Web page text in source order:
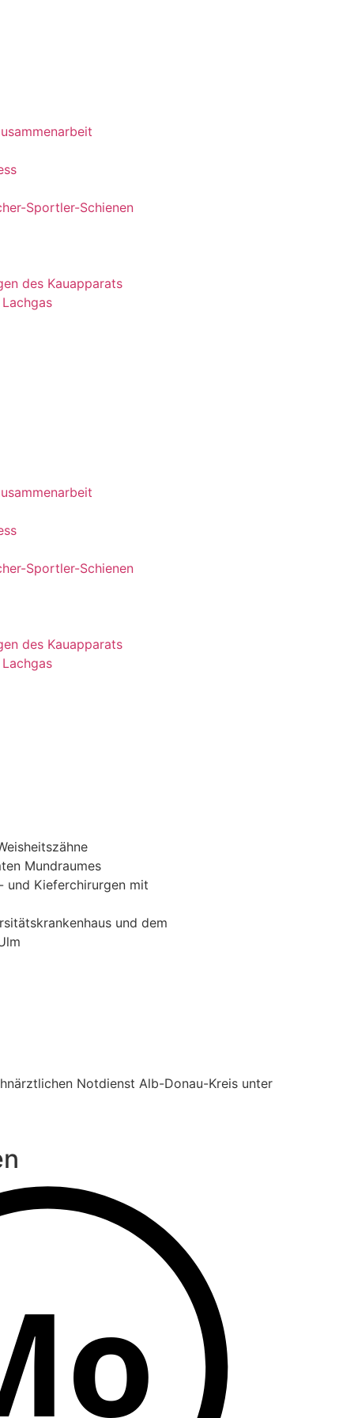
Sportler-Schienen
des Kauapparats
Sportler-Schienen
des Kauapparats
Mundraumes
und Kieferchirurgen mit
und dem
Notdienst Alb-Donau-Kreis unter